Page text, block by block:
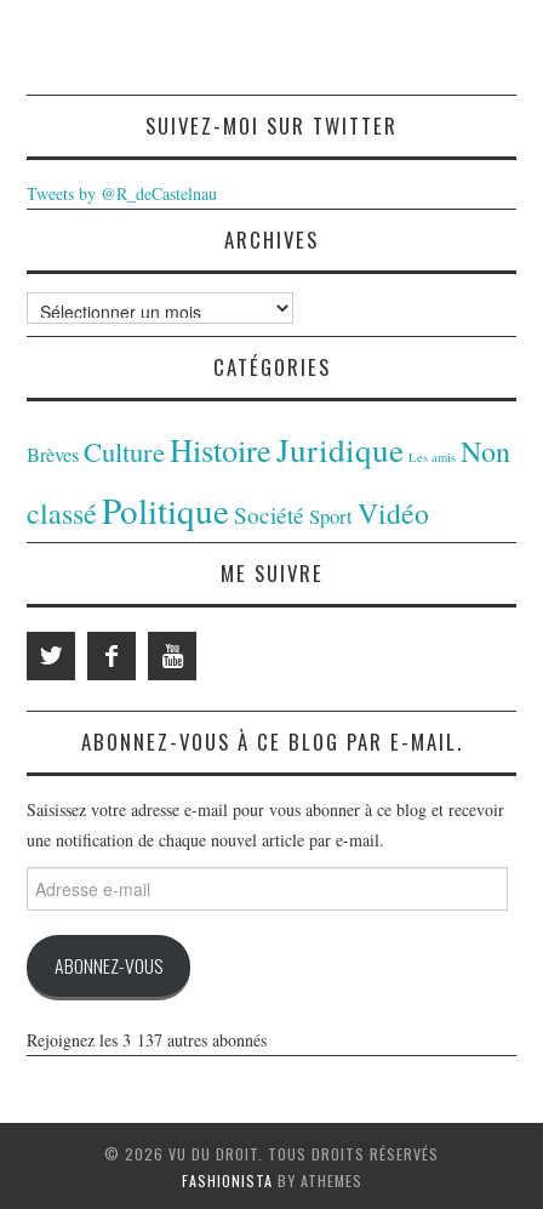
SUIVEZ-MOI SUR TWITTER
Tweets by @R_deCastelnau
ARCHIVES
Archives
CATÉGORIES
Brèves CultureHistoireJuridique Les amis Non
classéPolitiqueSociété SportVidéo
ME SUIVRE
ABONNEZ-VOUS À CE BLOG PAR E-MAIL.
Saisissez votre adresse e-mail pour vous abonner à ce blog et recevoir
une notification de chaque nouvel article par e-mail.
e-
ABONNEZ-VOUS
Rejoignez les 3 137 autres abonnés
© 2026 VU DU DROIT. TOUS DROITS RÉSERVÉS
FASHIONISTA BY ATHEMES